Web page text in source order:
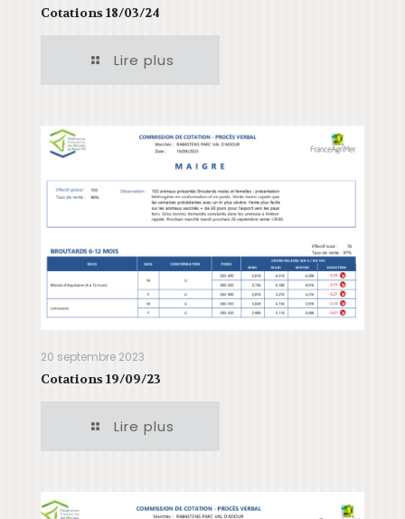
Cotations 18/03/24
Lire plus
20 septembre 2023
Cotations 19/09/23
Lire plus